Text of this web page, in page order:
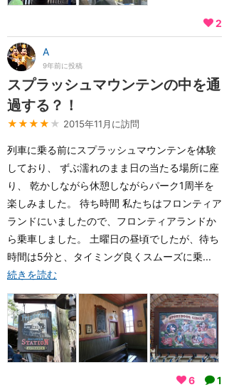
2
A
9年前に投稿
スプラッシュマウンテンの中を通
過する？！
★★★★ ★ 2015年11月に訪問
列車に乗る前にスプラッシュマウンテンを体験
しており、 ずぶ濡れのまま日の当たる場所に座
り、 乾かしながら休憩しながらパーク1周半を
楽しみました。 待ち時間 私たちはフロンティア
ランドにいましたので、フロンティアランドか
ら乗車しました。 土曜日の昼頃でしたが、待ち
時間は5分と、タイミング良くスムーズに乗...
続きを読む
6 1